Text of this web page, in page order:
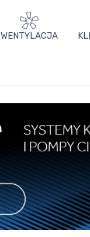
WENTYLACJA